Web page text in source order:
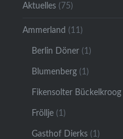
Aktuelles (75)
Ammerland (11)
Berlin Döner (1)
Blumenberg (1)
Fikensolter Bückelkroog
Fröllje (1)
Gasthof Dierks (1)